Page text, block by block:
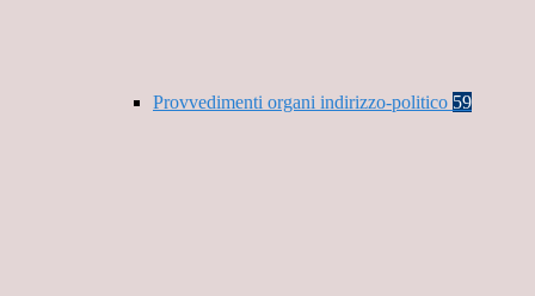
Provvedimenti organi indirizzo-politico 59